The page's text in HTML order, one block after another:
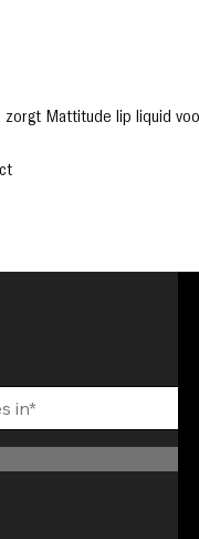
Mattitude lip liquid